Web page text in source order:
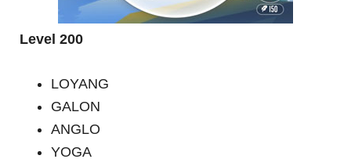
Level 200
LOYANG
GALON
ANGLO
YOGA